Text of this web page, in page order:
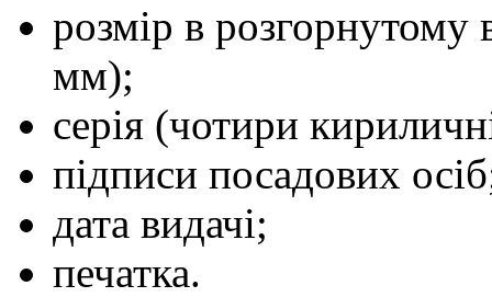
розмір в
мм);
серія (чотири
підписи посадових
дата видачі;
печатка.